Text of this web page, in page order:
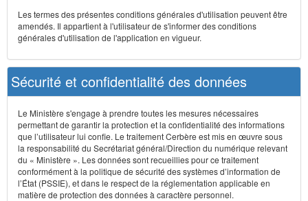
Les termes des présentes conditions générales d'utilisation peuvent être
amendés. Il appartient à l'utilisateur de s'informer des conditions
générales d'utilisation de l'application en vigueur.
Sécurité et confidentialité des données
Le Ministère s'engage à prendre toutes les mesures nécessaires
permettant de garantir la protection et la confidentialité des informations
que l’utilisateur lui confie. Le traitement Cerbère est mis en œuvre sous
la responsabilité du Secrétariat général/Direction du numérique relevant
du « Ministère ». Les données sont recueillies pour ce traitement
conformément à la politique de sécurité des systèmes d’information de
l’État (PSSIE), et dans le respect de la réglementation applicable en
matière de protection des données à caractère personnel.